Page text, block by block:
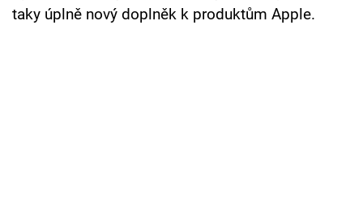
Přihlášení
taky úplně nový doplněk k produktům Apple.